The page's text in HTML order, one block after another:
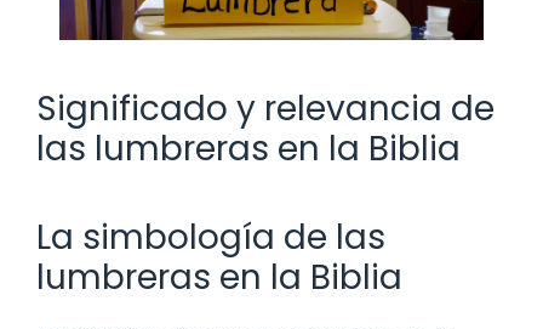
Significado y relevancia de
las lumbreras en la Biblia
La simbología de las
lumbreras en la Biblia